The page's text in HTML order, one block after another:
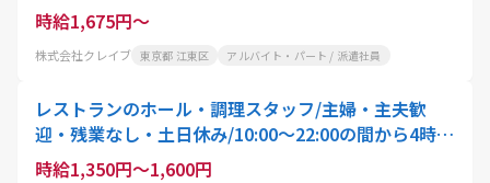
時給1,675円～
株式会社クレイブ 東京都 江東区 アルバイト・パート / 派遣社員
レストランのホール・調理スタッフ/主婦・主夫歓
迎・残業なし・土日休み/10:00〜22:00の間から4時
間〜就業可能/スタッフ・アクティオ
時給1,350円～1,600円